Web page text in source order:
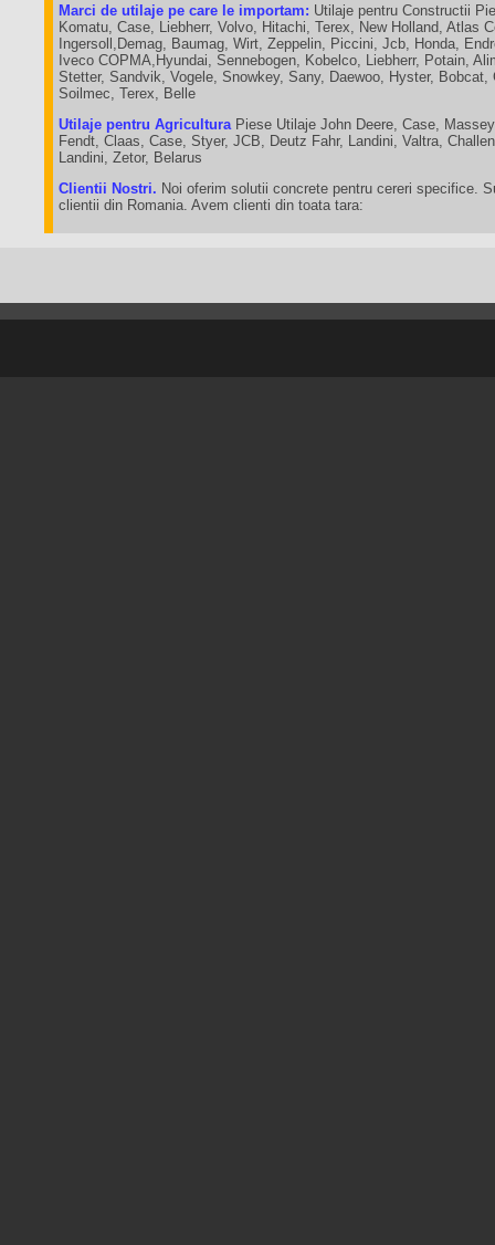
Marci de utilaje pe care le importam: Utilaje pentru Constructii
Komatu, Case, Liebherr, Volvo, Hitachi, Terex, New Holland, Atlas
Ingersoll,Demag, Baumag, Wirt, Zeppelin, Piccini, Jcb, Honda,
Iveco COPMA,Hyundai, Sennebogen, Kobelco, Liebherr, Potain,
Stetter, Sandvik, Vogele, Snowkey, Sany, Daewoo, Hyster, Bobcat,
Soilmec, Terex, Belle
Utilaje pentru Agricultura Piese Utilaje John Deere, Case,
Fendt, Claas, Case, Styer, JCB, Deutz Fahr, Landini, Valtra,
Landini, Zetor, Belarus
Clientii Nostri. Noi oferim solutii concrete pentru cereri specifice.
clientii din Romania. Avem clienti din toata tara: